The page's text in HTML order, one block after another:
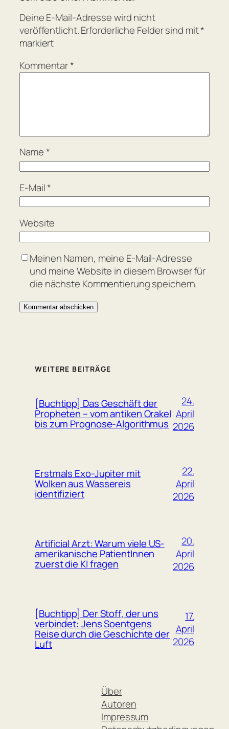
Deine E-Mail-Adresse wird nicht
veröffentlicht.Erforderliche Felder sind mit*
markiert
Kommentar*
Name*
E-Mail*
Website
Meinen Namen, meine E-Mail-Adresse
und meine Website in diesem Browser für
die nächste Kommentierung speichern.
WEITERE BEITRÄGE
[Buchtipp] Das Geschäft der
Propheten – vom antiken Orakel
bis zum Prognose-Algorithmus
24.
April
2026
Erstmals Exo-Jupiter mit
Wolken aus Wassereis
identifiziert
22.
April
2026
Artificial Arzt: Warum viele US-
amerikanische PatientInnen
zuerst die KI fragen
20.
April
2026
[Buchtipp] Der Stoff, der uns
verbindet: Jens Soentgens
Reise durch die Geschichte der
Luft
17.
April
2026
Über
Autoren
Impressum